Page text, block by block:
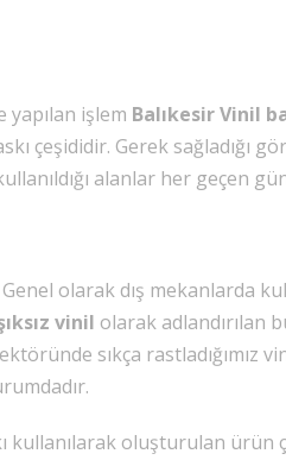
işlem Balıkesir Vinil
çeşididir. Gerek sağladığı
alanlar her geçen
olarak dış mekanlarda
vinil olarak adlandırılan
sıkça rastladığımız
oluşturulan ürün